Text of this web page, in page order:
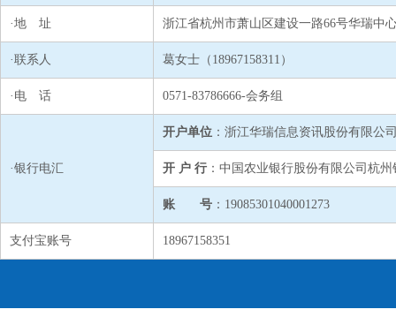
·地 址 浙江省杭州市萧山区建设一路66号华瑞中
·联系人 葛女士（18967158311）
·电 话 0571-83786666-会务组
·银行电汇
开户单位 ：浙江华瑞信息资讯股份有限公
开 户 行 ：中国农业银行股份有限公司杭
账 号 ：19085301040001273
支付宝账号 18967158351